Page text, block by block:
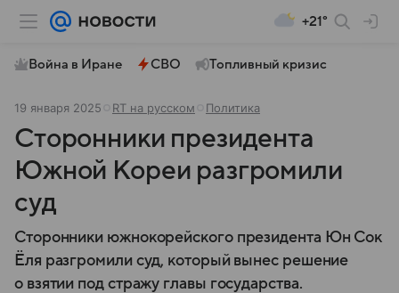
+21°
Война в Иране СВО Топливный кризис
19 января 2025 RT на русском Политика
Сторонники президента
Южной Кореи разгромили
суд
Сторонники южнокорейского президента Юн Сок
Ёля разгромили суд, который вынес решение
о взятии под стражу главы государства.